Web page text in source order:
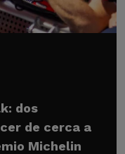
dos
de cerca a
Michelin